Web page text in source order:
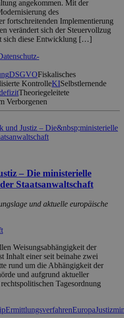
angekommen. Mit der
des
fortschreitenden Implementierung
verändert sich der Steuervollzug
sich diese Entwicklung […]
DSGVOFiskalisches
KontrolleKISelbstlernende
Theoriegeleitete
Verborgenen
– Die ministerielle
Staatsanwaltschaft
und aktuelle europäische
Weisungsabhängigkeit der
Inhalt einer seit beinahe zwei
rund um die Abhängigkeit der
und aufgrund aktueller
Tagesordnung
ErmittlungsverfahrenEuropa